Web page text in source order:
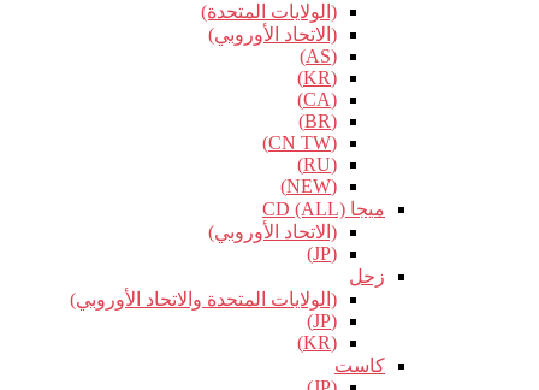
(الولايات المتحدة)
(الاتحاد الأوروبي)
(AS)
(KR)
(CA)
(BR)
(CN TW)
(RU)
(NEW)
ميجا CD (ALL)
(الاتحاد الأوروبي)
(JP)
زحل
(الولايات المتحدة والاتحاد الأوروبي)
(JP)
(KR)
كاست